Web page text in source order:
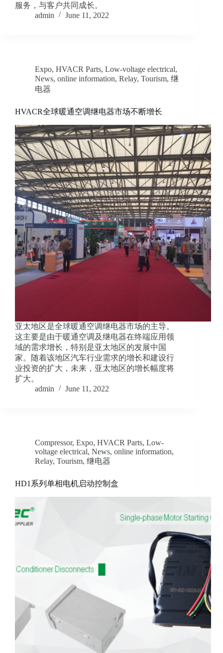
服务，与客户共同成长。
admin
June 11, 2022
Expo, HVACR Parts, Low-voltage electrical,
News, online information, Relay, Tourism, 继
电器
HVACR全球暖通空调继电器市场不断增长
亚太地区是全球暖通空调继电器市场的主导。
这主要是由于暖通空调及继电器在终端应用领
域的需求增长，特别是亚太地区的发展中国
家。随着该地区汽车行业需求的增长和建设行
业投资的扩大，未来，亚太地区的增长幅度将
扩大。
admin
June 11, 2022
Compressor, Expo, HVACR Parts, Low-
voltage electrical, News, online information,
Relay, Tourism, 继电器
HD1系列单相电机启动控制盒